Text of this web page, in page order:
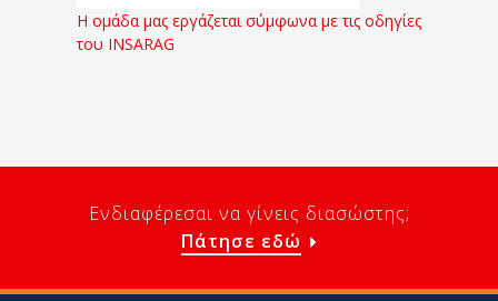
Η ομάδα μας εργάζεται σύμφωνα με τις οδηγίες
του INSARAG
Ενδιαφέρεσαι να γίνεις διασώστης;
Πάτησε εδώ